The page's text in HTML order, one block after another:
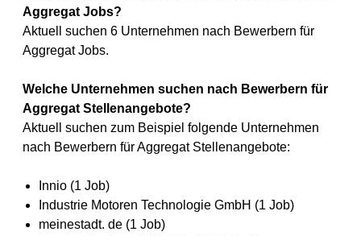
Aggregat Jobs?
Aktuell suchen 6 Unternehmen nach Bewerbern für
Aggregat Jobs.
Welche Unternehmen suchen nach Bewerbern für
Aggregat Stellenangebote?
Aktuell suchen zum Beispiel folgende Unternehmen
nach Bewerbern für Aggregat Stellenangebote:
Innio (1 Job)
Industrie Motoren Technologie GmbH (1 Job)
meinestadt. de (1 Job)